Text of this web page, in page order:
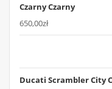
Czarny Czarny
650,00zł
Ducati Scrambler City